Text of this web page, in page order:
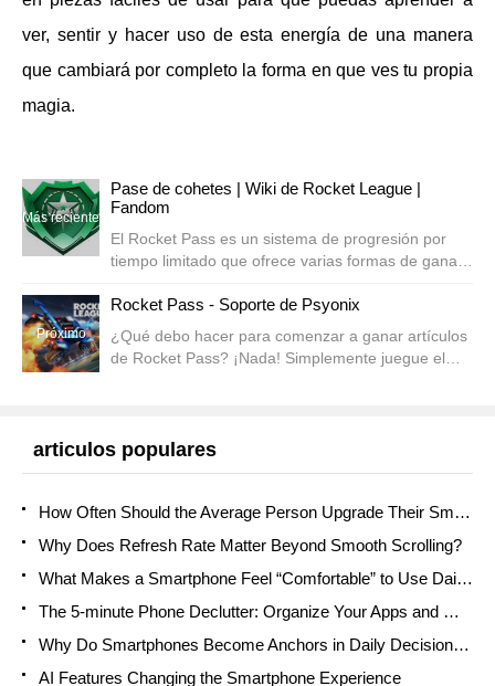
ver, sentir y hacer uso de esta energía de una manera
que cambiará por completo la forma en que ves tu propia
magia.
Más reciente
Pase de cohetes | Wiki de Rocket League |
Fandom
El Rocket Pass es un sistema de progresión por
tiempo limitado que ofrece varias formas de ganar
Rocket Passes cada año, con énfasis en contenido
nuevo y único para ...
Próximo
Rocket Pass - Soporte de Psyonix
¿Qué debo hacer para comenzar a ganar artículos
de Rocket Pass? ¡Nada! Simplemente juegue el
automáticamente ...
articulos populares
How Often Should the Average Person Upgrade Their Smartphone?
Why Does Refresh Rate Matter Beyond Smooth Scrolling?
What Makes a Smartphone Feel “Comfortable” to Use Daily?
The 5-minute Phone Declutter: Organize Your Apps and Mind
Why Do Smartphones Become Anchors in Daily Decision Flow?
AI Features Changing the Smartphone Experience